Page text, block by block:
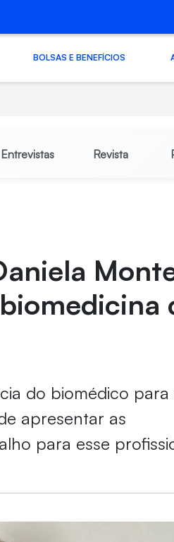
BOLSAS E BENEFÍCIOS
Entrevistas Revista
do biomédico para
apresentar as
para esse